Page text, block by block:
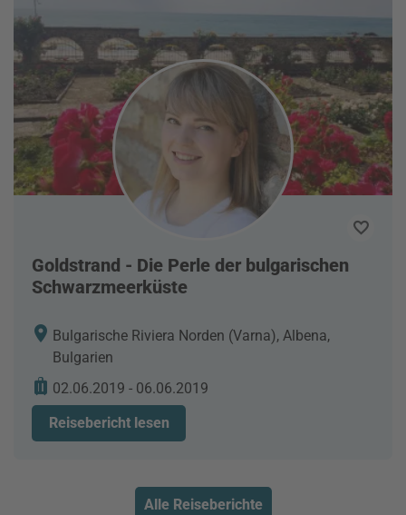
Goldstrand - Die Perle der bulgarischen
Schwarzmeerküste
Bulgarische Riviera Norden (Varna), Albena,
Bulgarien
02.06.2019 - 06.06.2019
Reisebericht lesen
Alle Reiseberichte